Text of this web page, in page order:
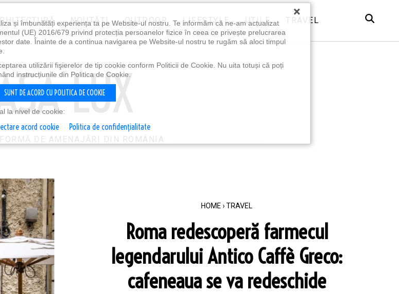
NOUTĂȚI OUTDOOR LIFESTYLE UTILE TRAVEL
DE AMENAJĂRI DIN ROMÂNIA
HOME ›TRAVEL
Roma redescoperă farmecul
legendarului Antico Caffè Greco:
cafeneaua se va redeschide
×
și îmbunătăți experiența ta pe Website-ul nostru. Te informăm că ne-am actualizat
(UE) 2016/679 privind protecția persoanelor fizice în ceea ce privește prelucrarea
date. Înainte de a continua navigarea pe Website-ul nostru te rugăm să aloci timpul
utilizării fişierelor de tip cookie conform Politicii de Cookie. Nu uita totuși că poți
instrucțiunile din Politica de Cookie.
SUNT DE ACORD CU POLITICA DE COOKIE
la nivel de cookie:
acord cookie Politica de confidențialitate